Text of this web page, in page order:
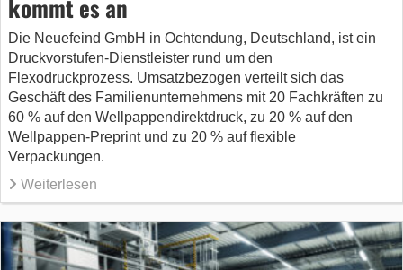
kommt es an
Die Neuefeind GmbH in Ochtendung, Deutschland, ist ein
Druckvorstufen-Dienstleister rund um den
Flexodruckprozess. Umsatzbezogen verteilt sich das
Geschäft des Familienunternehmens mit 20 Fachkräften zu
60 % auf den Wellpappendirektdruck, zu 20 % auf den
Wellpappen-Preprint und zu 20 % auf flexible
Verpackungen.
Weiterlesen